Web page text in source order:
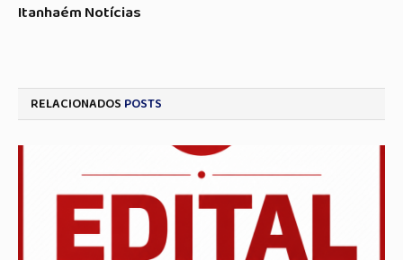
Itanhaém Notícias
RELACIONADOS POSTS